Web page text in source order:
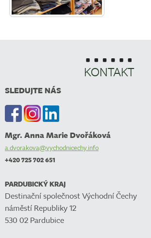
KONTAKT
SLEDUJTE NÁS
Mgr. Anna Marie Dvořáková
a.dvorakova@vychodnicechy.info
+420 725 702 651
PARDUBICKÝ KRAJ
Destinační společnost Východní Čechy
náměstí Republiky 12
530 02 Pardubice